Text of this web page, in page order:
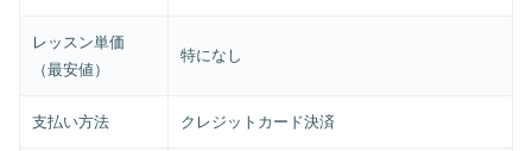
レッスン単価
（最安値）
特になし
支払い方法 クレジットカード決済